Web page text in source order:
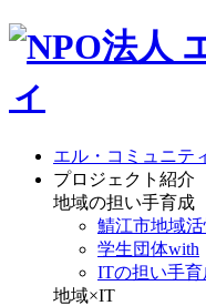
エル・コミュニテ
プロジェクト紹介
地域の担い手育成
鯖江市地域
学生団体with
ITの担い手育
地域×IT